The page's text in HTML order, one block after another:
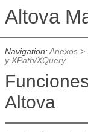
Navigation:Anexos>
y XPath/XQuery
Altova